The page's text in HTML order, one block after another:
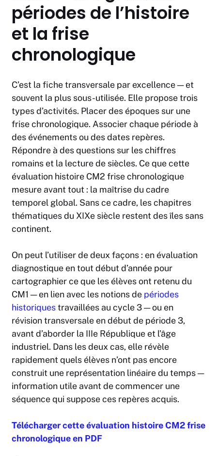
périodes de l’histoire
et la frise
chronologique
C’est la fiche transversale par excellence — et
souvent la plus sous-utilisée. Elle propose trois
types d’activités. Placer des époques sur une
frise chronologique. Associer chaque période à
des événements ou des dates repères.
Répondre à des questions sur les chiffres
romains et la lecture de siècles. Ce que cette
évaluation histoire CM2 frise chronologique
mesure avant tout : la maîtrise du cadre
temporel global. Sans ce cadre, les chapitres
thématiques du XIXe siècle restent des îles sans
continent.
On peut l’utiliser de deux façons : en évaluation
diagnostique en tout début d’année pour
cartographier ce que les élèves ont retenu du
CM1 — en lien avec les notions de périodes
historiquestravaillées au cycle 3 — ou en
révision transversale en début de période 3,
avant d’aborder la IIIe République et l’âge
industriel. Dans les deux cas, elle révèle
rapidement quels élèves n’ont pas encore
construit une représentation linéaire du temps —
information utile avant de commencer une
séquence qui suppose ces repères acquis.
Télécharger cette évaluation histoire CM2 frise
chronologique en PDF